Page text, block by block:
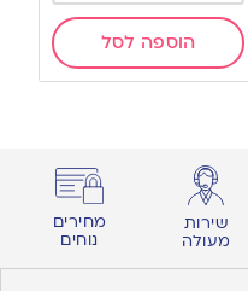
הוספה לסל
שירות
מעולה
מחירים
נוחים